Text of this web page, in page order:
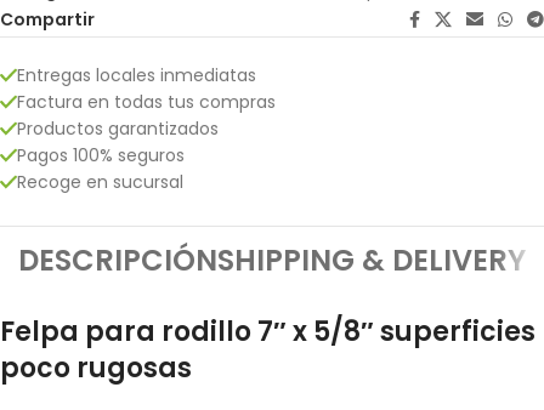
Compartir
Entregas locales inmediatas
Factura en todas tus compras
Productos garantizados
Pagos 100% seguros
Recoge en sucursal
DESCRIPCIÓNSHIPPING & DELIVERY
Felpa para rodillo 7″ x 5/8″ superficies
poco rugosas